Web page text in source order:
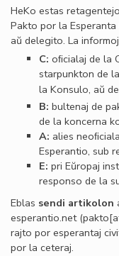
HeKo estas
Pakto por la
aŭ delegito. La
C: oﬁcialaj de la
starpunkton de
la Konsulo, aŭ
B: bultenaj de
de la koncerna
A: alies
Esperantio, sub
E: pri Eŭropaj
responso de la
Eblas sendi artikolon
esperantio.net
rajto por esperantaj
por la ceteraj.